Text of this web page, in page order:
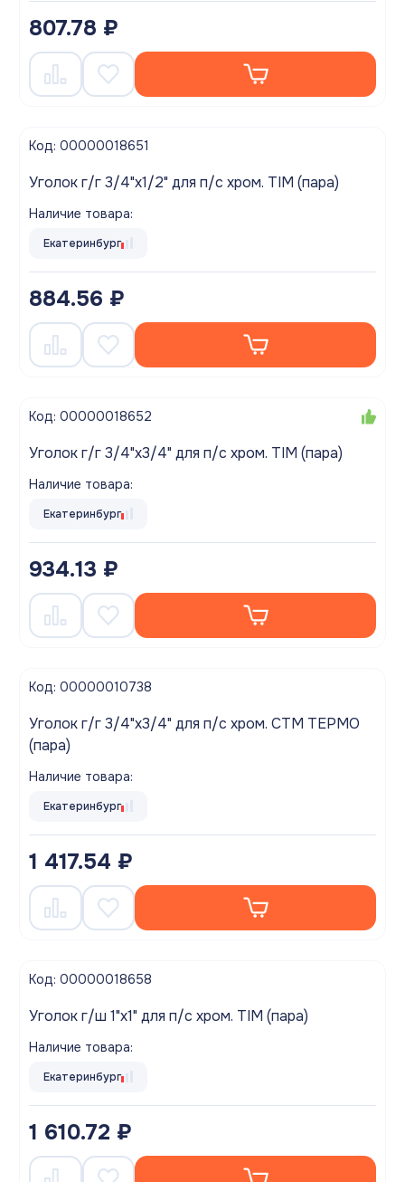
807.78 ₽
Код: 00000018651
Уголок г/г 3/4"х1/2" для п/с хром. TIM (пара)
Наличие товара:
Екатеринбург
884.56 ₽
Код: 00000018652
Уголок г/г 3/4"х3/4" для п/с хром. TIM (пара)
Наличие товара:
Екатеринбург
934.13 ₽
Код: 00000010738
Уголок г/г 3/4"х3/4" для п/с хром. СТМ ТЕРМО
(пара)
Наличие товара:
Екатеринбург
1 417.54 ₽
Код: 00000018658
Уголок г/ш 1"х1" для п/с хром. TIM (пара)
Наличие товара:
Екатеринбург
1 610.72 ₽